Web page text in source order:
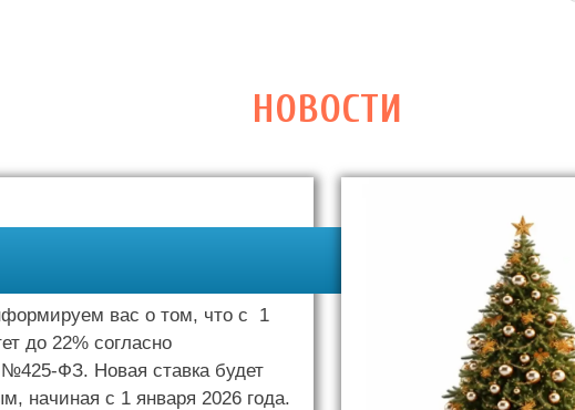
НОВОСТИ
вас о том, что с 1
до 22% согласно
ФЗ. Новая ставка будет
начиная с 1 января 2026 года.